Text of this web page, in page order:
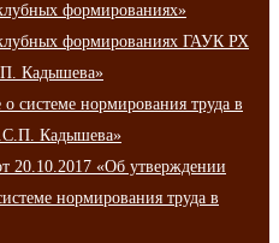
формированиях»
формированиях ГАУК РХ
Кадышева»
системе нормирования труда в
Кадышева»
20.10.2017 «Об утверждении
нормирования труда в